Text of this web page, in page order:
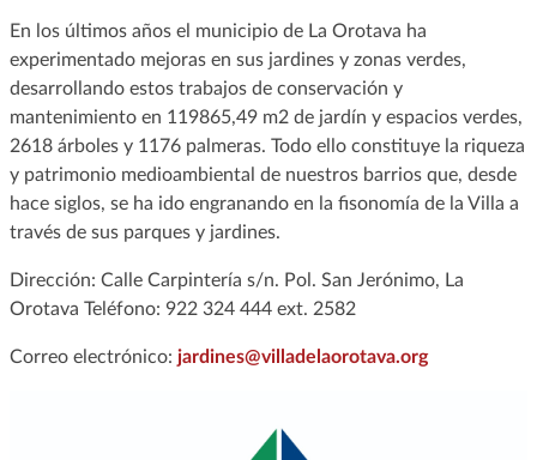
En los últimos años el municipio de La Orotava ha
experimentado mejoras en sus jardines y zonas verdes,
desarrollando estos trabajos de conservación y
mantenimiento en 119865,49 m2 de jardín y espacios verdes,
2618 árboles y 1176 palmeras. Todo ello constituye la riqueza
y patrimonio medioambiental de nuestros barrios que, desde
hace siglos, se ha ido engranando en la fisonomía de la Villa a
través de sus parques y jardines.
Dirección: Calle Carpintería s/n. Pol. San Jerónimo, La
Orotava Teléfono: 922 324 444 ext. 2582
Correo electrónico: jardines@villadelaorotava.org